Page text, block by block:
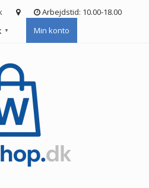
Arbejdstid: 10.00-18.00
▼ Min konto